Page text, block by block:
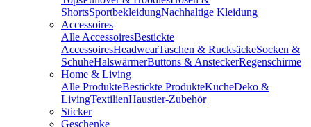
ShortsSportbekleidungNachhaltige Kleidung
Accessoires
Alle AccessoiresBestickte
AccessoiresHeadwearTaschen & RucksäckeSocken &
SchuheHalswärmerButtons & AnsteckerRegenschirme
Home & Living
Alle ProdukteBestickte ProdukteKücheDeko &
LivingTextilienHaustier-Zubehör
Sticker
Geschenke